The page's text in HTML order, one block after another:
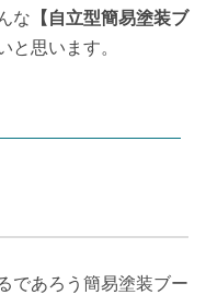
な 【自立型簡易塗装ブ
と思います。
であろう簡易塗装ブー